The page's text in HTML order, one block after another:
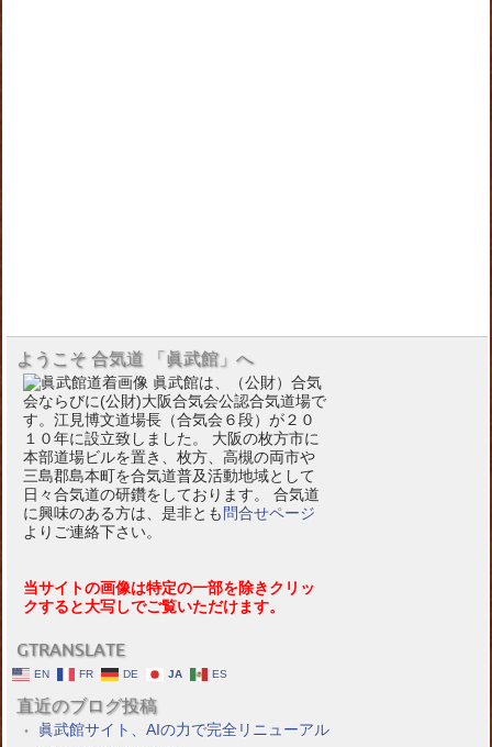
ようこそ 合気道 「眞武館」へ
眞武館は、（公財）合気
会ならびに(公財)大阪合気会公認合気道場で
す。江見博文道場長（合気会６段）が２０
１０年に設立致しました。 大阪の枚方市に
本部道場ビルを置き、枚方、高槻の両市や
三島郡島本町を合気道普及活動地域として
日々合気道の研鑽をしております。 合気道
に興味のある方は、是非とも 問合せページ
よりご連絡下さい。
当サイトの画像は特定の一部を除きクリッ
クすると大写しでご覧いただけます。
GTRANSLATE
EN FR DE JA ES
直近のブログ投稿
眞武館サイト、AIの力で完全リニューアル